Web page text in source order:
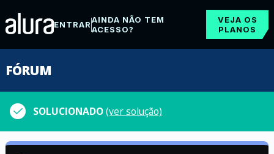
ENTRARAINDA NÃO TEM
ACESSO?
VEJA OS
PLANOS
FÓRUM
SOLUCIONADO(ver solução)